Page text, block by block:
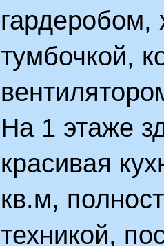
гардеробом,
тумбочкой,
На 1 этаже
красивая
кв.м,
техникой,